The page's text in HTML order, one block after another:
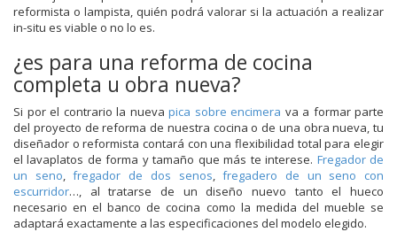
reformista o lampista, quién podrá valorar si la actuación a realizar
in-situ es viable o no lo es.
¿es para una reforma de cocina
completa u obra nueva?
Si por el contrario la nueva pica sobre encimera va a formar parte
del proyecto de reforma de nuestra cocina o de una obra nueva, tu
diseñador o reformista contará con una flexibilidad total para elegir
el lavaplatos de forma y tamaño que más te interese. Fregador de
un seno,fregador de dos senos,fregadero de un seno con
escurridor…, al tratarse de un diseño nuevo tanto el hueco
necesario en el banco de cocina como la medida del mueble se
adaptará exactamente a las especificaciones del modelo elegido.